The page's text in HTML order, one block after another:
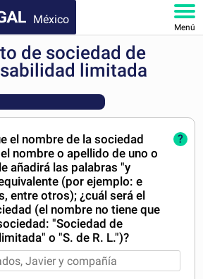
México
Menú
de sociedad de
limitada
el nombre de la sociedad
nombre o apellido de uno o
añadirá las palabras "y
(por ejemplo: e
entre otros); ¿cuál será el
(el nombre no tiene que
"Sociedad de
o "S. de R. L.")?
?